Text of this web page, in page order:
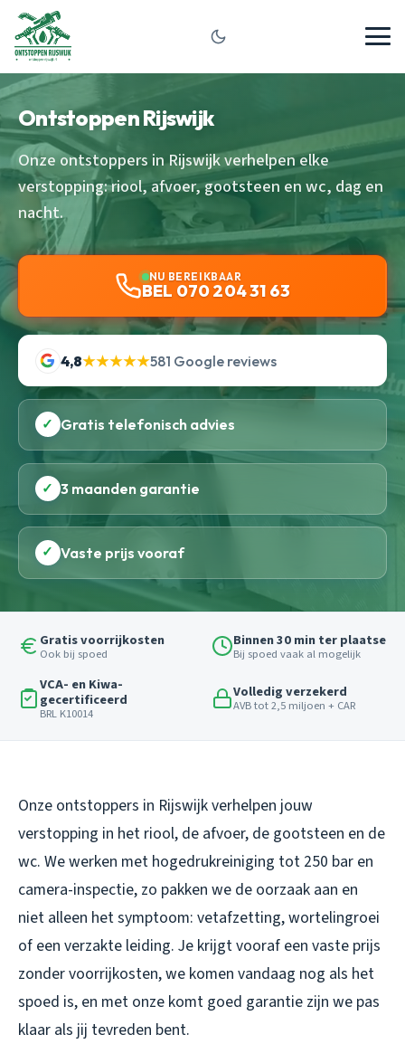
Ontstoppen Rijswijk
Onze ontstoppers in Rijswijk verhelpen elke
verstopping: riool, afvoer, gootsteen en wc, dag en
nacht.
NU BEREIKBAAR
BEL 070 204 31 63
4,8★★★★★581 Google reviews
✓ Gratis telefonisch advies
✓ 3 maanden garantie
✓ Vaste prijs vooraf
Gratis voorrijkosten
Ook bij spoed
Binnen 30 min ter plaatse
Bij spoed vaak al mogelijk
VCA- en Kiwa-
gecertificeerd
BRL K10014
Volledig verzekerd
AVB tot 2,5 miljoen + CAR
Onze ontstoppers in Rijswijk verhelpen jouw
verstopping in het riool, de afvoer, de gootsteen en de
wc. We werken met hogedrukreiniging tot 250 bar en
camera-inspectie, zo pakken we de oorzaak aan en
niet alleen het symptoom: vetafzetting, wortelingroei
of een verzakte leiding. Je krijgt vooraf een vaste prijs
zonder voorrijkosten, we komen vandaag nog als het
spoed is, en met onze komt goed garantie zijn we pas
klaar als jij tevreden bent.